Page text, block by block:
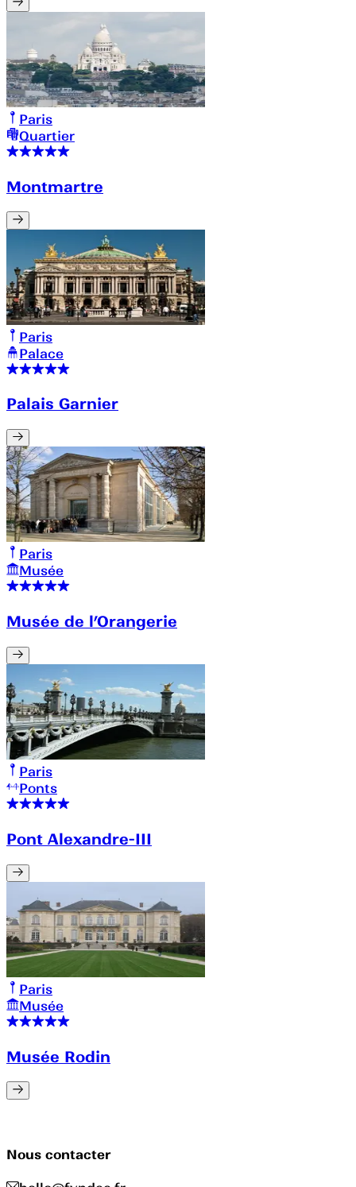
Paris
Quartier
Montmartre
Paris
Palace
Palais Garnier
Paris
Musée
Musée de l’Orangerie
Paris
Ponts
Pont Alexandre-III
Paris
Musée
Musée Rodin
Nous contacter